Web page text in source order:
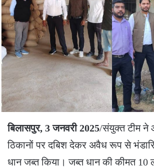
बिलासपुर, 3 जनवरी 2025/संयुक्त टीम ने
ठिकानों पर दबिश देकर अवैध रूप से
धान जब्त किया। जब्त धान की कीमत